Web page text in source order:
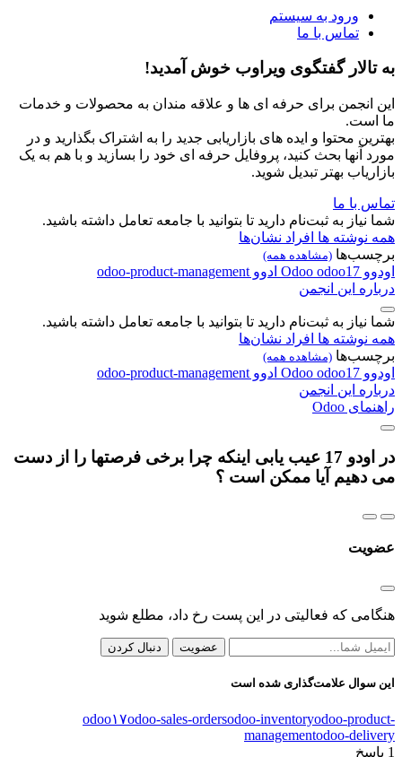
ورود به سیستم
تماس با ما
به تالار گفتگوی ویراوب خوش آمدید!
این انجمن برای حرفه ای ها و علاقه مندان به محصولات و خدمات
ما است.
بهترین محتوا و ایده های بازاریابی جدید را به اشتراک بگذارید و در
مورد آنها بحث کنید، پروفایل حرفه ای خود را بسازید و با هم به یک
بازاریاب بهتر تبدیل شوید.
تماس با ما
شما نیاز به ثبت‌نام دارید تا بتوانید با جامعه تعامل داشته باشید.
همه نوشته ها افراد نشان‌ها
برچسب‌ها (مشاهده همه)
اودوو Odoo odoo17 ادوو odoo-product-management
درباره این انجمن
شما نیاز به ثبت‌نام دارید تا بتوانید با جامعه تعامل داشته باشید.
همه نوشته ها افراد نشان‌ها
برچسب‌ها (مشاهده همه)
اودوو Odoo odoo17 ادوو odoo-product-management
درباره این انجمن
راهنمای Odoo
در اودو 17 عیب یابی اینکه چرا برخی فرصتها را از دست
می دهیم آیا ممکن است ؟
عضویت
هنگامی که فعالیتی در این پست رخ داد، مطلع شوید
عضویت دنبال کردن
این سوال علامت‌گذاری شده است
odoo۱۷odoo-sales-ordersodoo-inventoryodoo-product-
managementodoo-delivery
1 پاسخ